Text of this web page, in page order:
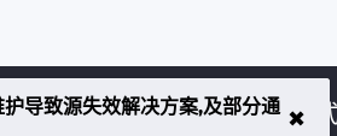
致力于以最 “绿色节能” 的方
导致源失效解决方案,及部分通 ✖